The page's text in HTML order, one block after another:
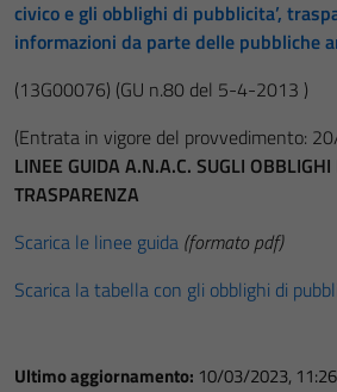
civico e gli obblighi di pubblicita’,
informazioni da parte delle pubbliche
(13G00076) (GU n.80 del 5-4-2013 )
(Entrata in vigore del provvedimento:
LINEE GUIDA A.N.A.C. SUGLI
TRASPARENZA
Scarica le linee guida (formato pdf)
Scarica la tabella con gli obblighi di
Ultimo aggiornamento: 10/03/2023, 11:26